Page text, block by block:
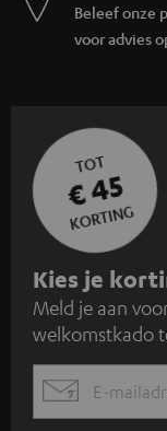
Beleef onze
voor advies
TOT
€ 45
KORTING
A
a
n
m
e
Kies je
Meld je aan
welkomstkado
EMAIL